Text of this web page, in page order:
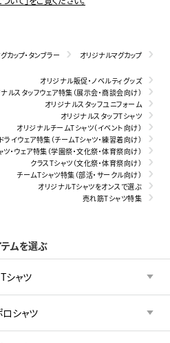
カップ・タンブラー オリジナルマグカップ
オリジナル販促・ノベルティグッズ
ルスタッフウェア特集（展示会・商談会向け）
オリジナルスタッフユニフォーム
オリジナルスタッフTシャツ
オリジナルチームTシャツ（イベント向け）
ライウェア特集（チームTシャツ・練習着向け）
・ウェア特集（学園祭・文化祭・体育祭向け）
クラスTシャツ（文化祭・体育祭向け）
チームTシャツ特集（部活・サークル向け）
オリジナルTシャツをオンスで選ぶ
売れ筋Tシャツ特集
テムを選ぶ
Tシャツ
ロシャツ